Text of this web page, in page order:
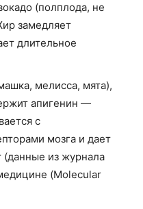
(полплода, не
замедляет
длительное
мелисса, мята),
апигенин —
с
мозга и дает
(данные из журнала
(Molecular